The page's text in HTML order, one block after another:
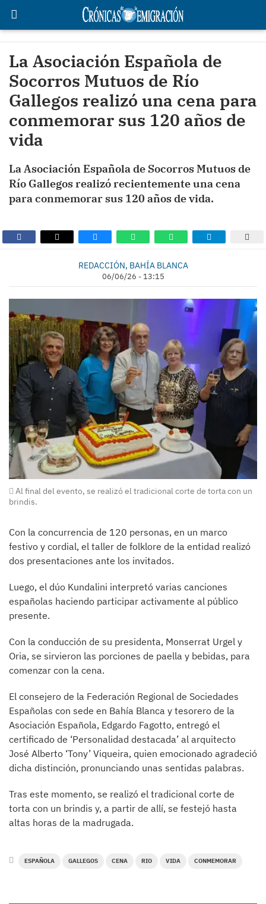
La Asociación Española de
Socorros Mutuos de Río
Gallegos realizó una cena para
conmemorar sus 120 años de
vida
La Asociación Española de Socorros Mutuos de
Río Gallegos realizó recientemente una cena
para conmemorar sus 120 años de vida.
REDACCIÓN, BAHÍA BLANCA
06/06/26 - 13:15
Al final del evento, se realizó el tradicional corte de torta con un
brindis.
Con la concurrencia de 120 personas, en un marco
festivo y cordial, el taller de folklore de la entidad realizó
dos presentaciones ante los invitados.
Luego, el dúo Kundalini interpretó varias canciones
españolas haciendo participar activamente al público
presente.
Con la conducción de su presidenta, Monserrat Urgel y
Oria, se sirvieron las porciones de paella y bebidas, para
comenzar con la cena.
El consejero de la Federación Regional de Sociedades
Españolas con sede en Bahía Blanca y tesorero de la
Asociación Española, Edgardo Fagotto, entregó el
certificado de ‘Personalidad destacada’ al arquitecto
José Alberto ‘Tony’ Viqueira, quien emocionado agradeció
dicha distinción, pronunciando unas sentidas palabras.
Tras este momento, se realizó el tradicional corte de
torta con un brindis y, a partir de allí, se festejó hasta
altas horas de la madrugada.
ESPAÑOLA GALLEGOS CENA RIO VIDA CONMEMORAR